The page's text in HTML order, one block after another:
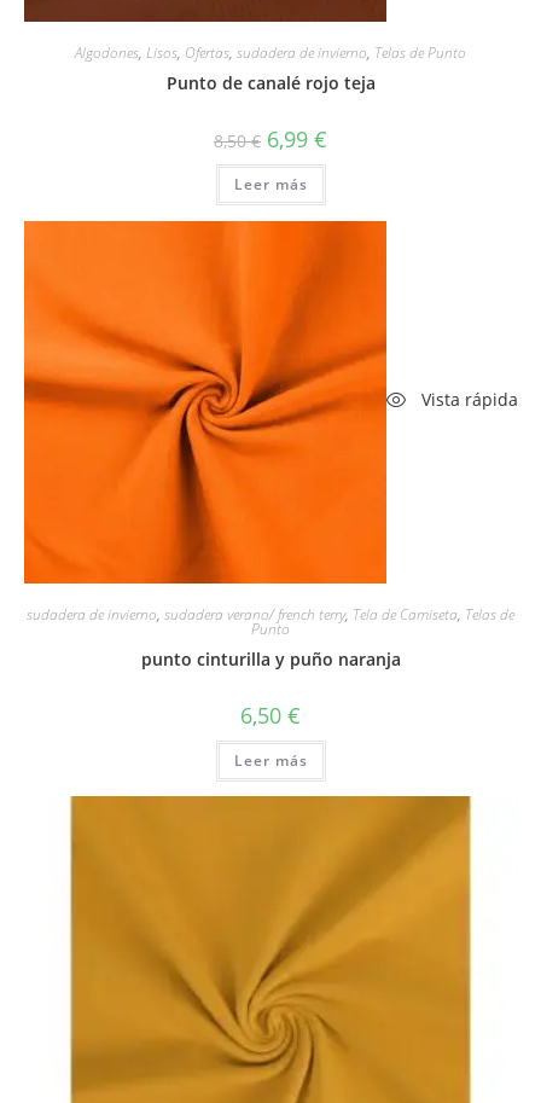
Algodones, Lisos, Ofertas, sudadera de invierno, Telas de Punto
Punto de canalé rojo teja
8,50€ El
precio
original
era:
8,50 €.
6,99 €
Leer más
Vista rápida
sudadera de invierno, sudadera verano/ french terry, Tela de Camiseta, Telas de
Punto
punto cinturilla y puño naranja
6,50 €
Leer más